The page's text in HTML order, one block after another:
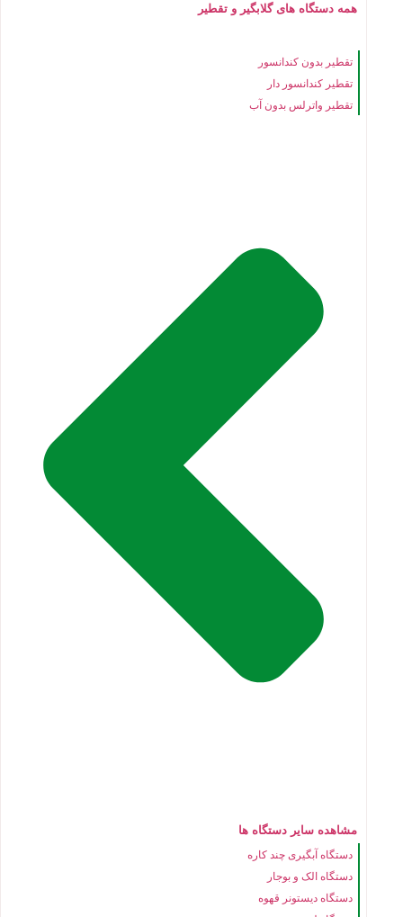
همه دستگاه های گلابگیر و تقطیر
تقطیر بدون کندانسور
تقطیر کندانسور دار
تقطیر واترلس بدون آب
مشاهده سایر دستگاه ها
دستگاه آبگیری چند کاره
دستگاه الک و بوجار
دستگاه دیستونر قهوه